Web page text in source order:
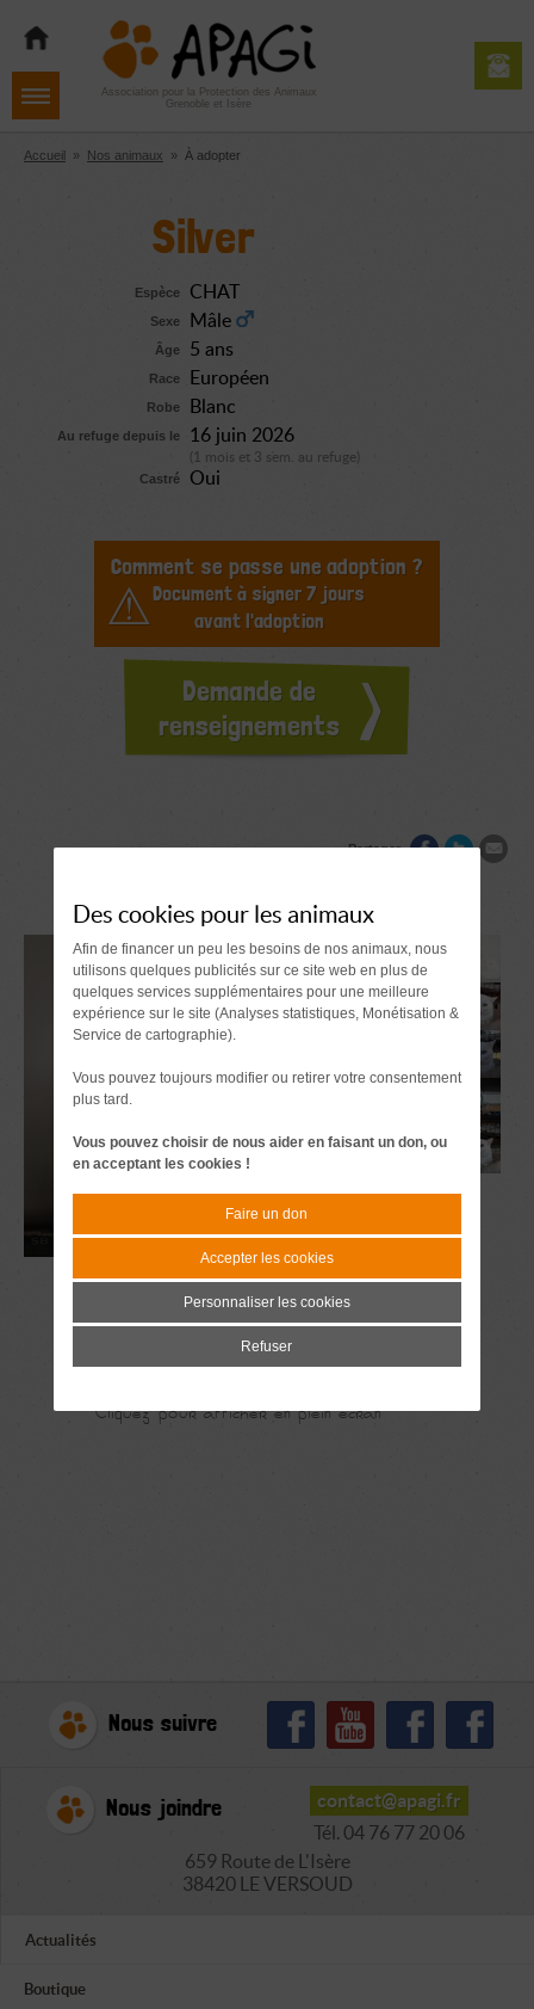
navigation
contenu
Aller
pied
de
Association pour la Protection des Animaux
Grenoble et Isère
Accueil » Nos animaux » À adopter
Silver
Espèce CHAT
Sexe Mâle
Âge 5 ans
Race Européen
Robe Blanc
Au refuge depuis le 16 juin 2026
(1 mois et 3 sem. au refuge)
Castré
Oui
Comment se passe une adoption ?
Document à signer 7 jours
avant l'adoption
Demande de
renseignements
Partager
Nous suivre
Nous joindre
contact@apagi.fr
Tél. 04 76 77 20 06
659 Route de L'Isère
38420 LE VERSOUD
Actualités
Boutique
Des cookies pour les animaux
Afin de financer un peu les besoins de nos animaux, nous
utilisons quelques publicités sur ce site web en plus de
quelques services supplémentaires pour une meilleure
expérience sur le site (Analyses statistiques, Monétisation &
Service de cartographie).
Vous pouvez toujours modifier ou retirer votre consentement
plus tard.
Vous pouvez choisir de nous aider en faisant un don, ou
en acceptant les cookies !
Faire un don
Accepter les cookies
Personnaliser les cookies
Refuser